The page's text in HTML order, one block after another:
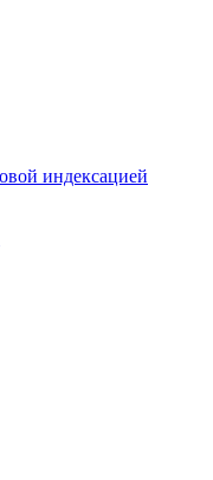
индексацией